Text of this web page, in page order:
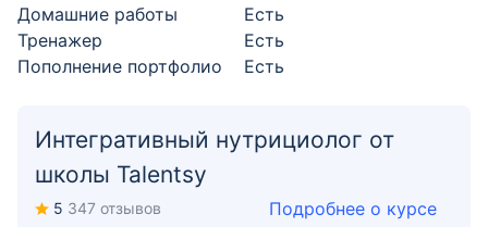
Домашние работы
Есть
Тренажер
Есть
Пополнение портфолио
Есть
Интегративный нутрициолог от
школы Talentsy
5 347 отзывов Подробнее о курсе